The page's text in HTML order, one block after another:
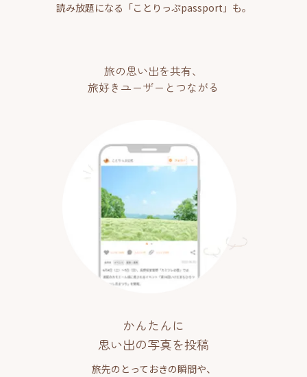
読み放題になる「ことりっぷpassport」も。
旅の思い出を共有、
旅好きユーザーとつながる
かんたんに
思い出の写真を投稿
旅先のとっておきの瞬間や、